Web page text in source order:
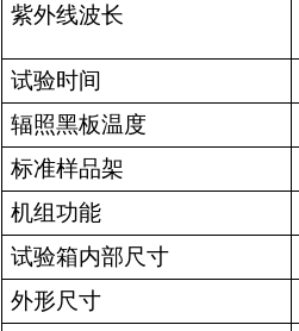
紫外线波长
试验时间
辐照黑板温度
标准样品架
机组功能
试验箱内部尺寸
外形尺寸